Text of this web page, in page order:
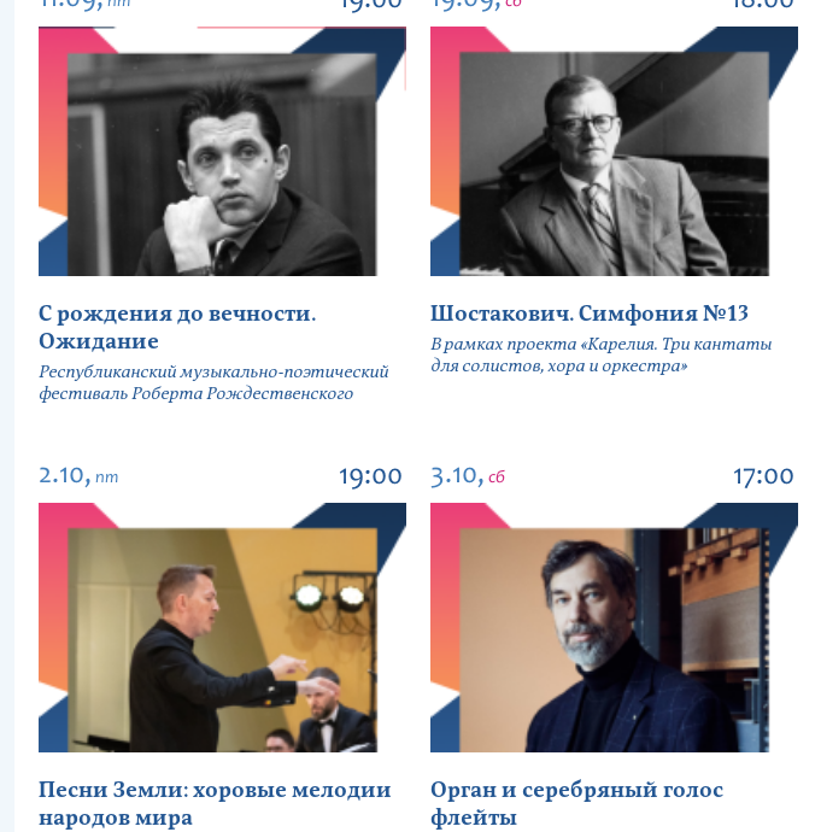
С рождения до вечности.
Ожидание
Республиканский музыкально-поэтический
фестиваль Роберта Рождественского
Шостакович. Симфония №13
В рамках проекта «Карелия. Три кантаты
для солистов, хора и оркестра»
2.10, пт 19:00
Песни Земли: хоровые мелодии
народов мира
3.10, сб 17:00
Орган и серебряный голос
флейты